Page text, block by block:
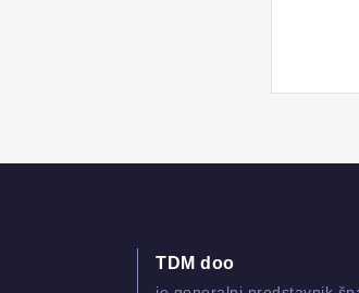
TDM doo